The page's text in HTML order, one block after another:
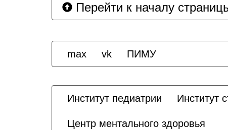
Перейти к началу
max vk ПИМУ
Институт педиатрии Институт
Центр ментального здоровья